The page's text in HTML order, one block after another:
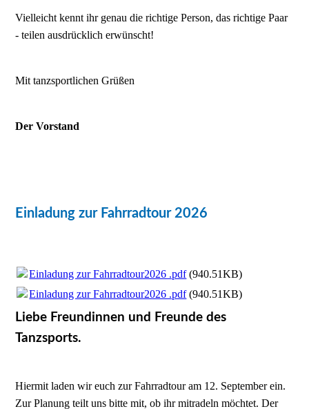
Vielleicht kennt ihr genau die richtige Person, das richtige Paar
- teilen ausdrücklich erwünscht!
Mit tanzsportlichen Grüßen
Der Vorstand
Einladung zur Fahrradtour 2026
Einladung zur Fahrradtour2026 .pdf(940.51KB)
Einladung zur Fahrradtour2026 .pdf(940.51KB)
Liebe Freundinnen und Freunde des
Tanzsports.
Hiermit laden wir euch zur Fahrradtour am 12. September ein.
Zur Planung teilt uns bitte mit, ob ihr mitradeln möchtet. Der